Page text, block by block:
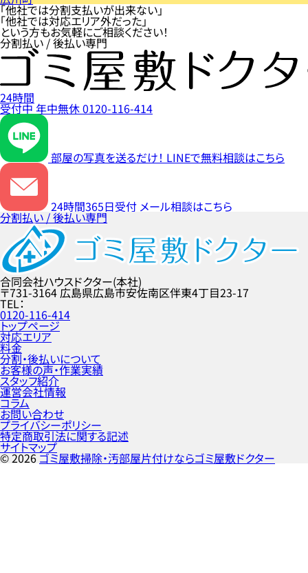
「他社では分割支払いが出来ない」
「他社では対応エリア外だった」
という方もお気軽にご相談ください！
分割払い / 後払い専門
24時間
受付中年中無休0120-116-414
部屋の写真を送るだけ！ LINEで無料相談はこちら
24時間365日受付 メール相談はこちら
分割払い / 後払い専門
合同会社ハウスドクター(本社)
〒731-3164 広島県広島市安佐南区伴東4丁目23-17
TEL
0120-116-414
トップページ
対応エリア
料金
分割・後払いについて
お客様の声・作業実績
スタッフ紹介
運営会社情報
コラム
お問い合わせ
プライバシーポリシー
特定商取引法に関する記述
サイトマップ
©2026ゴミ屋敷掃除・汚部屋片付けならゴミ屋敷ドクター